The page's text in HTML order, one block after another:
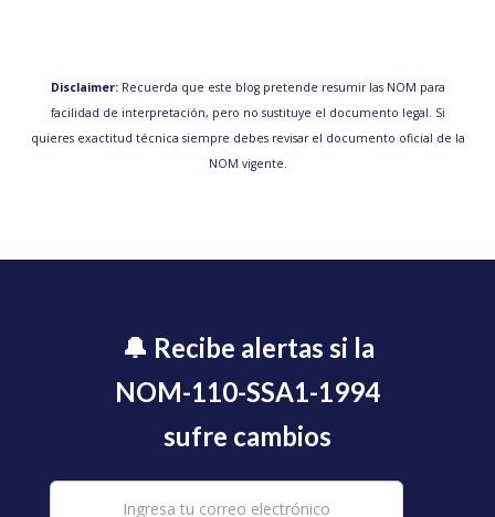
Disclaimer: Recuerda que este blog pretende resumir las NOM para
facilidad de interpretación, pero no sustituye el documento legal. Si
quieres exactitud técnica siempre debes revisar el documento oficial de la
NOM vigente.
🔔 Recibe alertas si la
NOM-110-SSA1-1994
sufre cambios